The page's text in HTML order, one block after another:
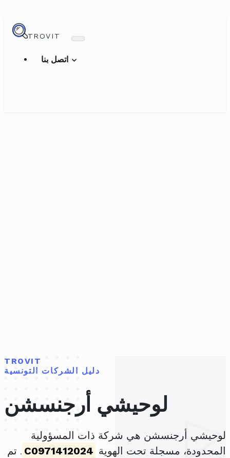
TROVIT
TROVIT
دليل الشركات التونسية
لوحيشي أرجنسشن
لوحيشي أرجنسشن هي شركة ذات المسؤولية
المحدودة، مسجلة تحت الهوية C0971412024 . تم